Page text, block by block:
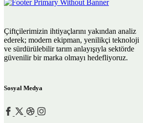
Çiftçilerimizin ihtiyaçlarını yakından analiz
ederek; modern ekipman, yenilikçi teknoloji
ve sürdürülebilir tarım anlayışıyla sektörde
güvenilir bir marka olmayı hedefliyoruz.
Sosyal Medya